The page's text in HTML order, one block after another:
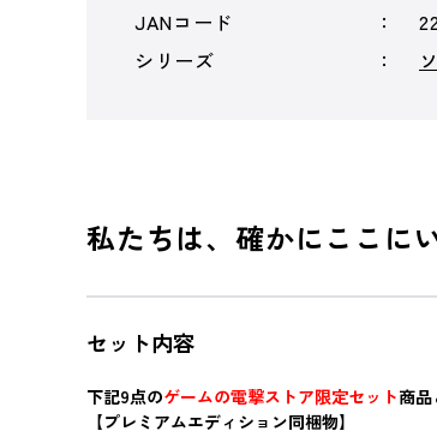
JANコード
シリーズ
私たちは、確かにここにい
セット内容
下記9点のゲームの電撃ストア限定セット商品
【プレミアムエディション同梱物】